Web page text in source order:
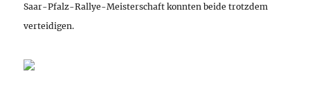
Saar-Pfalz-Rallye-Meisterschaft konnten beide trotzdem
verteidigen.